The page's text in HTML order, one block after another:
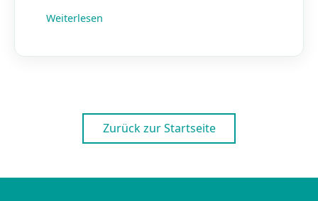
Weiterlesen
Zurück zur Startseite